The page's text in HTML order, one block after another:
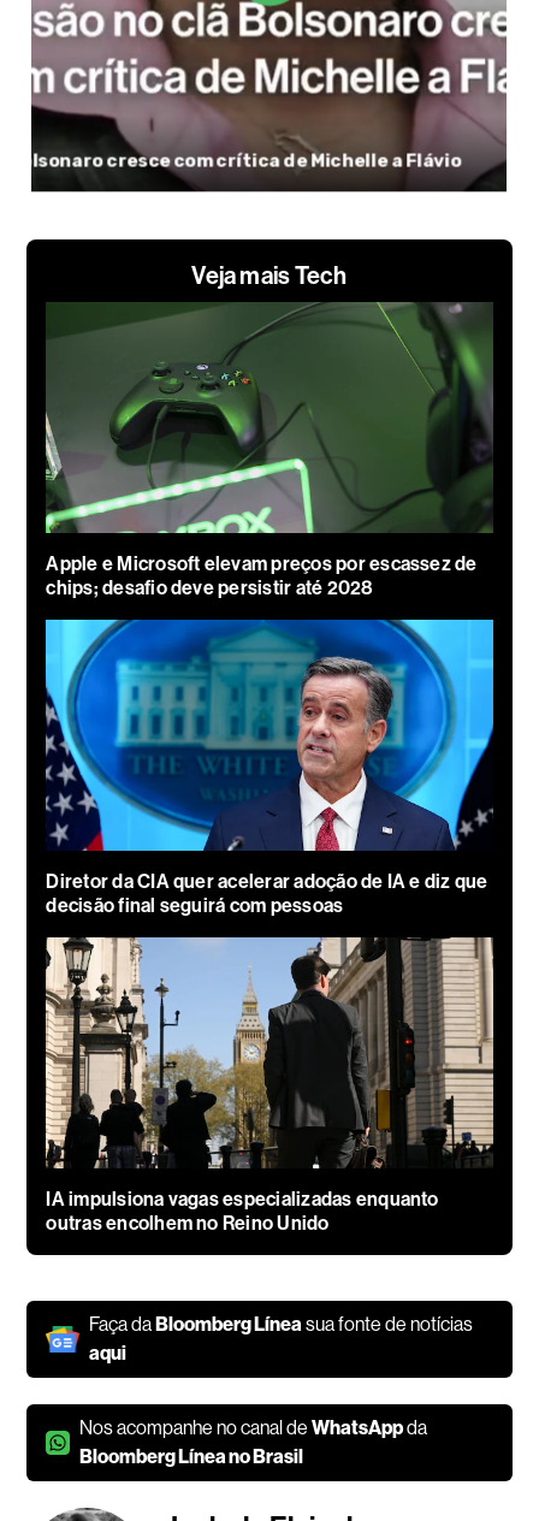
Veja mais Tech
Apple e Microsoft elevam preços por escassez de
chips; desafio deve persistir até 2028
Diretor da CIA quer acelerar adoção de IA e diz que
decisão final seguirá com pessoas
IA impulsiona vagas especializadas enquanto
outras encolhem no Reino Unido
Faça daBloomberg Líneasua fonte de notícias
aqui
Nos acompanhe no canal deWhatsAppda
Bloomberg Línea no Brasil